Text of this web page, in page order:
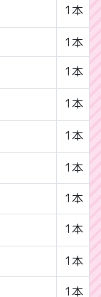
1本
1本
1本
1本
1本
1本
1本
1本
1本
1本